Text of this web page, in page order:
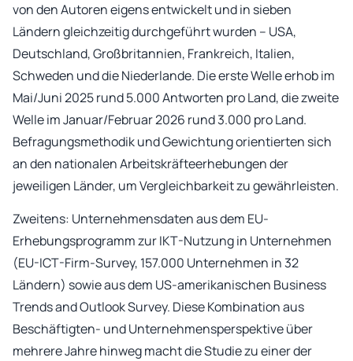
von den Autoren eigens entwickelt und in sieben
Ländern gleichzeitig durchgeführt wurden – USA,
Deutschland, Großbritannien, Frankreich, Italien,
Schweden und die Niederlande. Die erste Welle erhob im
Mai/Juni 2025 rund 5.000 Antworten pro Land, die zweite
Welle im Januar/Februar 2026 rund 3.000 pro Land.
Befragungsmethodik und Gewichtung orientierten sich
an den nationalen Arbeitskräfteerhebungen der
jeweiligen Länder, um Vergleichbarkeit zu gewährleisten.
Zweitens: Unternehmensdaten aus dem EU-
Erhebungsprogramm zur IKT-Nutzung in Unternehmen
(EU-ICT-Firm-Survey, 157.000 Unternehmen in 32
Ländern) sowie aus dem US-amerikanischen Business
Trends and Outlook Survey. Diese Kombination aus
Beschäftigten- und Unternehmensperspektive über
mehrere Jahre hinweg macht die Studie zu einer der